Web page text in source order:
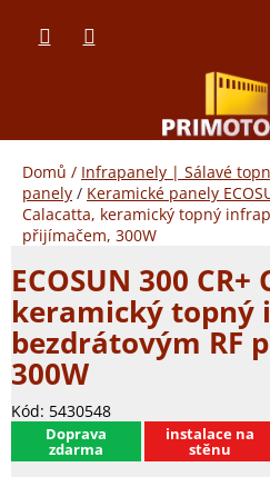
obsah
Domů / Infrapanely | Sálavé
panely / Keramické panely
Calacatta, keramický topný
přijímačem, 300W
ECOSUN 300
keramický topný
bezdrátovým RF
300W
Kód: 5430548
​Doprava
zdarma
instalace na
stěnu